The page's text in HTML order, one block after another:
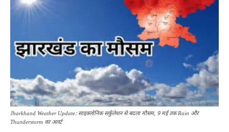
Jharkhand Weather Update: साइक्लोनिक सर्कुलेशन से बदला मौसम, 9 मई तक Rain और
Thunderstorm का अलर्ट